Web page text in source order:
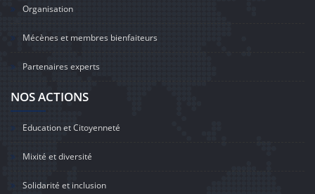
Organisation
Mécènes et membres bienfaiteurs
Partenaires experts
NOS ACTIONS
Education et Citoyenneté
Mixité et diversité
Solidarité et inclusion